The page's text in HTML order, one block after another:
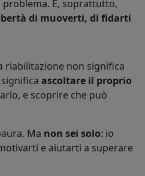
problema. E, soprattutto,
di muoverti, di fidarti
riabilitazione non significa
ascoltare il proprio
e scoprire che può
Ma non sei solo: io
e aiutarti a superare